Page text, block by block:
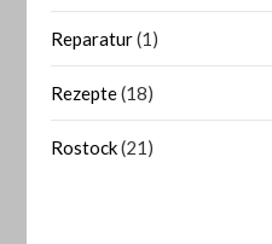
Reparatur(1)
Rezepte(18)
Rostock(21)